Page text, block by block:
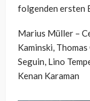
folgenden ersten
Marius Müller –
Kaminski,
Seguin, Lino
Kenan Karaman